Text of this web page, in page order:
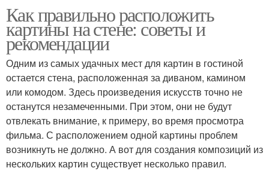
Как правильно расположить
картины на стене: советы и
рекомендации
Одним из самых удачных мест для картин в гостиной
остается стена, расположенная за диваном, камином
или комодом. Здесь произведения искусств точно не
останутся незамеченными. При этом, они не будут
отвлекать внимание, к примеру, во время просмотра
фильма. С расположением одной картины проблем
возникнуть не должно. А вот для создания композиций из
нескольких картин существует несколько правил.